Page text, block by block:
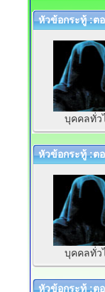
หัวข้อกระทู้ :ตอ
บุคคลทั่ว
หัวข้อกระทู้ :ตอ
บุคคลทั่ว
หัวข้อกระทู้ :ตอ